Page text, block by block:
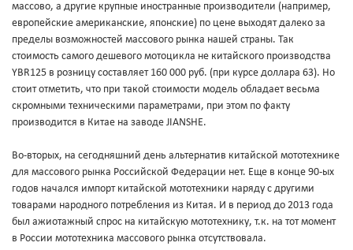
массово, а другие крупные иностранные производители (например,
европейские американские, японские) по цене выходят далеко за
пределы возможностей массового рынка нашей страны. Так
стоимость самого дешевого мотоцикла не китайского производства
YBR125 в розницу составляет 160 000 руб. (при курсе доллара 63). Но
стоит отметить, что при такой стоимости модель обладает весьма
скромными техническими параметрами, при этом по факту
производится в Китае на заводе JIANSHE.
Во-вторых, на сегодняшний день альтернатив китайской мототехнике
для массового рынка Российской Федерации нет. Еще в конце 90-ых
годов начался импорт китайской мототехники наряду с другими
товарами народного потребления из Китая. И в период до 2013 года
был ажиотажный спрос на китайскую мототехнику, т.к. на тот момент
в России мототехника массового рынка отсутствовала.